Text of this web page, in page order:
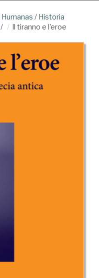
/ Historia
/ Il tiranno e l'eroe